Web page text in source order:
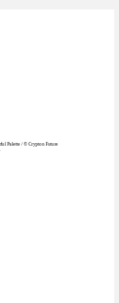
Palette / © Crypton Future